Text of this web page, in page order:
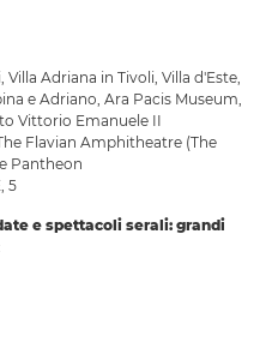
Villa Adriana in Tivoli Villa d'Este
e Adriano Ara Pacis Museum
Vittorio Emanuele II
Flavian Amphitheatre (The
Pantheon
5
e spettacoli serali: grandi